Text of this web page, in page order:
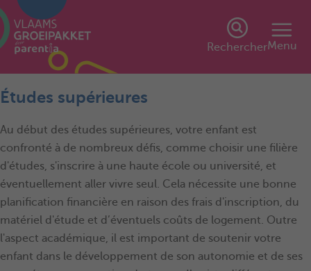
RechercherMenu
Études supérieures
Au début des études supérieures, votre enfant est
confronté à de nombreux défis, comme choisir une filière
d'études, s'inscrire à une haute école ou université, et
éventuellement aller vivre seul. Cela nécessite une bonne
planification financière en raison des frais d'inscription, du
matériel d'étude et d’éventuels coûts de logement. Outre
l'aspect académique, il est important de soutenir votre
enfant dans le développement de son autonomie et de ses